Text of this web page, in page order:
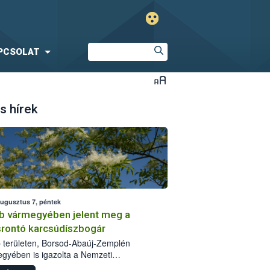
hírek
7, péntek
vármegyében jelent meg a
karcsúdíszbogár
területen, Borsod-Abaúj-Zemplén
is igazolta a Nemzeti
biztonsági Hivatal (Nébih) a